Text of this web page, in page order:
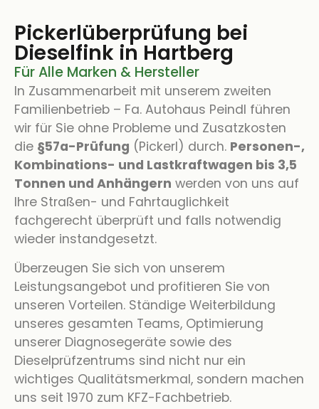
Pickerlüberprüfung bei
Dieselfink in Hartberg
Für Alle Marken & Hersteller
In Zusammenarbeit mit unserem zweiten
Familienbetrieb – Fa. Autohaus Peindl führen
wir für Sie ohne Probleme und Zusatzkosten
die §57a-Prüfung (Pickerl) durch. Personen-,
Kombinations- und Lastkraftwagen bis 3,5
Tonnen und Anhängern werden von uns auf
Ihre Straßen- und Fahrtauglichkeit
fachgerecht überprüft und falls notwendig
wieder instandgesetzt.
Überzeugen Sie sich von unserem
Leistungsangebot und profitieren Sie von
unseren Vorteilen. Ständige Weiterbildung
unseres gesamten Teams, Optimierung
unserer Diagnosegeräte sowie des
Dieselprüfzentrums sind nicht nur ein
wichtiges Qualitätsmerkmal, sondern machen
uns seit 1970 zum KFZ-Fachbetrieb.